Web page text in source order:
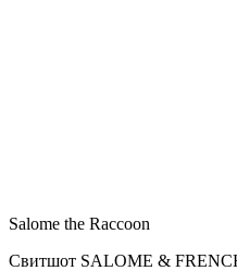
Salome the Raccoon
Свитшот SALOME &